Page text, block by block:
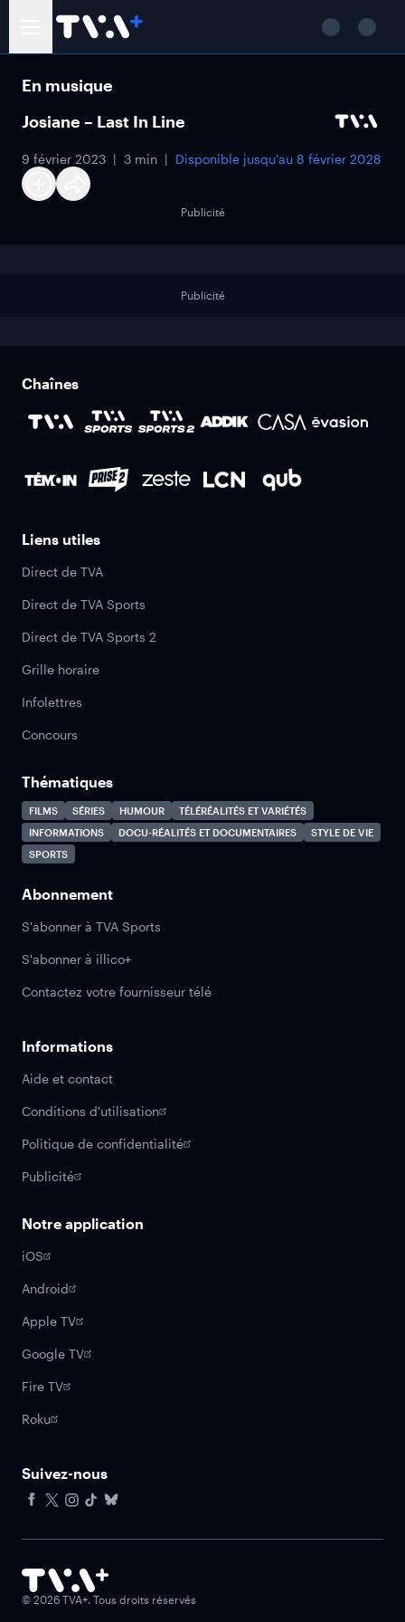
En musique
Josiane – Last In Line
9 février 2023 3 min Disponible jusqu'au 8 février 2028
Publicité
Publicité
Chaînes
Liens utiles
Direct de TVA
Direct de TVA Sports
Direct de TVA Sports 2
Grille horaire
Infolettres
Concours
Thématiques
FILMS SÉRIES HUMOUR
TÉLÉRÉALITÉS ET VARIÉTÉS
INFORMATIONS
DOCU-RÉALITÉS ET DOCUMENTAIRES
STYLE DE VIE
SPORTS
Abonnement
S'abonner à TVA Sports
S'abonner à illico+
Contactez votre fournisseur télé
Informations
Aide et contact
Conditions d'utilisation
Politique de confidentialité
Publicité
Notre application
iOS
Android
Apple TV
Google TV
Fire TV
Roku
Suivez-nous
© 2026 TVA+. Tous droits réservés